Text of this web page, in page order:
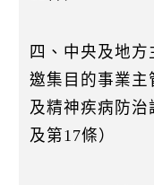
四、中央及地方
邀集目的事業主
及精神疾病防治
及第17條）